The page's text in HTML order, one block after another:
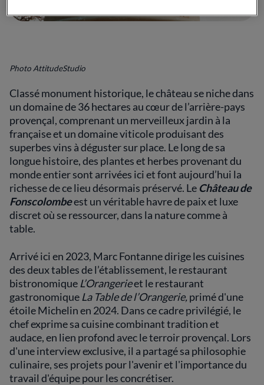
Photo AttitudeStudio
Classé monument historique, le château se niche dans
un domaine de 36 hectares au cœur de l’arrière-pays
provençal, comprenant un merveilleux jardin à la
française et un domaine viticole produisant des
superbes vins à déguster sur place. Le long de sa
longue histoire, des plantes et herbes provenant du
monde entier sont arrivées ici et font aujourd’hui la
richesse de ce lieu désormais préservé. Le Château de
Fonscolombeest un véritable havre de paix et luxe
discret où se ressourcer, dans la nature comme à
table.
Arrivé ici en 2023, Marc Fontanne dirige les cuisines
des deux tables de l’établissement, le restaurant
bistronomique L’Orangerieet le restaurant
gastronomique La Table de l’Orangerie,primé d'une
étoile Michelin en 2024. Dans ce cadre privilégié, le
chef exprime sa cuisine combinant tradition et
audace, en lien profond avec le terroir provençal. Lors
d'une interview exclusive, il a partagé sa philosophie
culinaire, ses projets pour l'avenir et l'importance du
travail d'équipe pour les concrétiser.